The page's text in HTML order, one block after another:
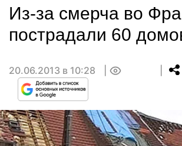
Из-за смерча во
пострадали 60
20.06.2013 в 10:28